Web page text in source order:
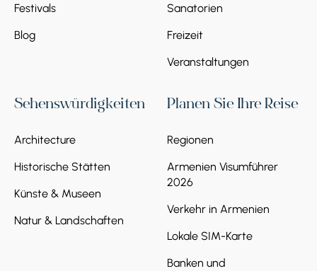
Festivals
Blog
Sanatorien
Freizeit
Veranstaltungen
Sehenswürdigkeiten
Architecture
Historische Stätten
Künste & Museen
Natur & Landschaften
Planen Sie Ihre Reise
Regionen
Armenien Visumführer
2026
Verkehr in Armenien
Lokale SIM-Karte
Banken und